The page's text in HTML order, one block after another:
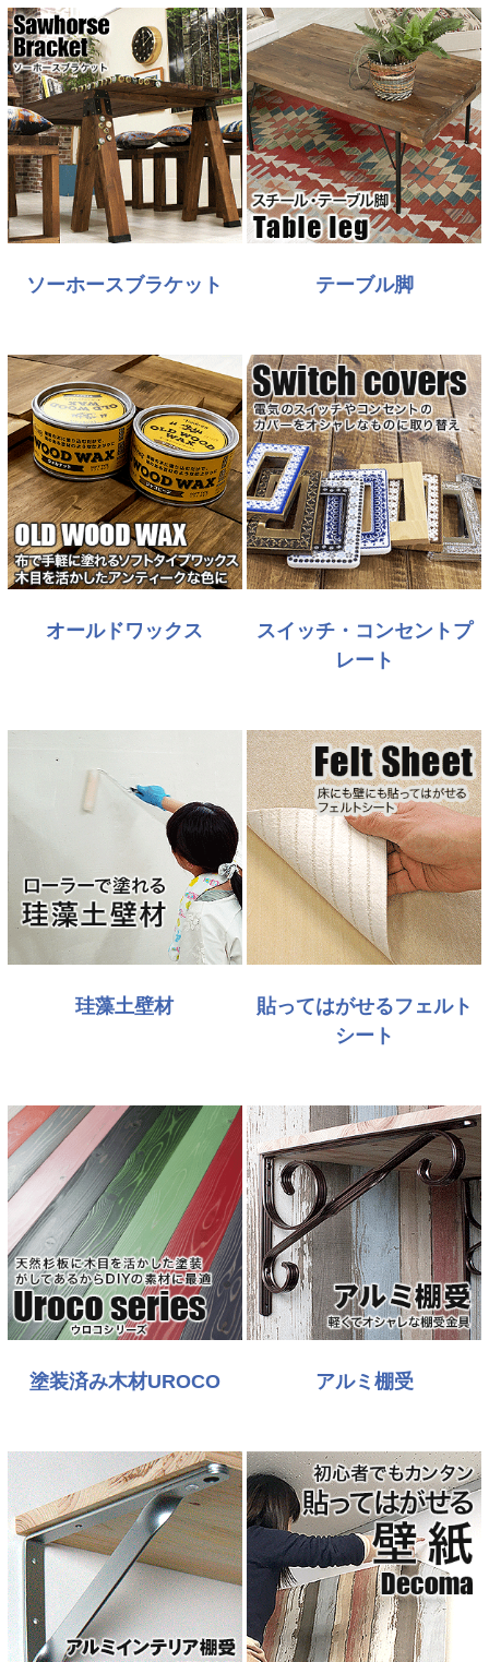
ソーホースブラケット テーブル脚
オールドワックス
スイッチ・コンセントプ
レート
珪藻土壁材
貼ってはがせるフェルト
シート
塗装済み木材UROCO アルミ棚受